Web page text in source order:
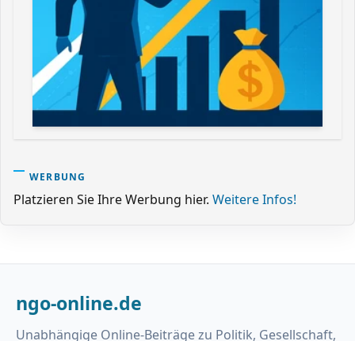
WERBUNG
Platzieren Sie Ihre Werbung hier. Weitere Infos!
ngo-online.de
Unabhängige Online-Beiträge zu Politik, Gesellschaft,